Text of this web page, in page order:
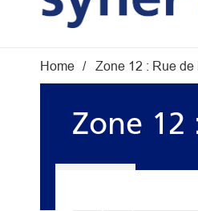
Fil d'Ariane
Home Zone 12 : Rue
Zone